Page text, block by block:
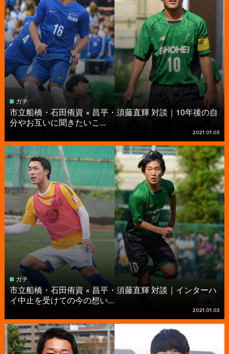
ガチ
市立船橋・石田侑資 × 昌平・須藤直輝 対談｜10年後の自
分やお互いに聞きたいこ...
2021.01.03
ガチ
市立船橋・石田侑資 × 昌平・須藤直輝 対談｜インターハ
イ中止を受けての今の想い...
2021.01.03